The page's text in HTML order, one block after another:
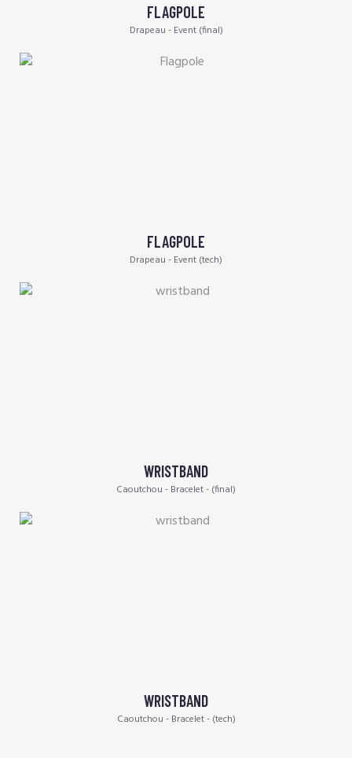
FLAGPOLE
Drapeau - Event (final)
FLAGPOLE
Drapeau - Event (tech)
WRISTBAND
Caoutchou - Bracelet - (final)
WRISTBAND
Caoutchou - Bracelet - (tech)